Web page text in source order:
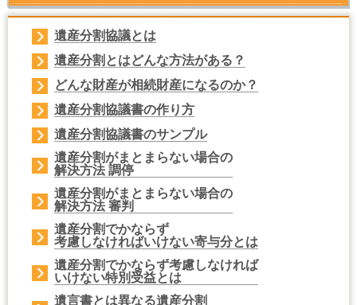
遺産分割協議とは
遺産分割とはどんな方法がある？
どんな財産が相続財産になるのか？
遺産分割協議書の作り方
遺産分割協議書のサンプル
遺産分割がまとまらない場合の
解決方法 調停
遺産分割がまとまらない場合の
解決方法 審判
遺産分割でかならず
考慮しなければいけない寄与分とは
遺産分割でかならず考慮しなければ
いけない特別受益とは
遺言書とは異なる遺産分割